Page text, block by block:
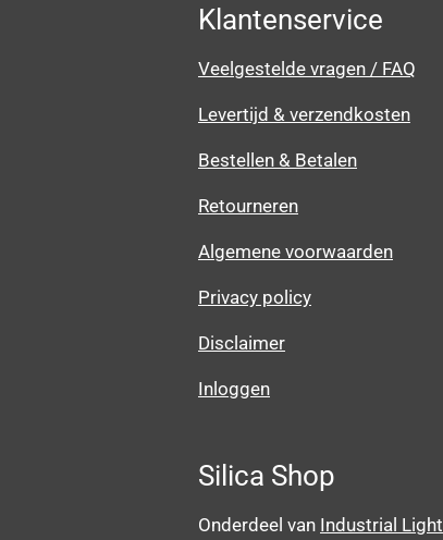
Klantenservice
Veelgestelde vragen / FAQ
Levertijd & verzendkosten
Bestellen & Betalen
Retourneren
Algemene voorwaarden
Privacy policy
Disclaimer
Inloggen
Silica Shop
Onderdeel van Industrial Light